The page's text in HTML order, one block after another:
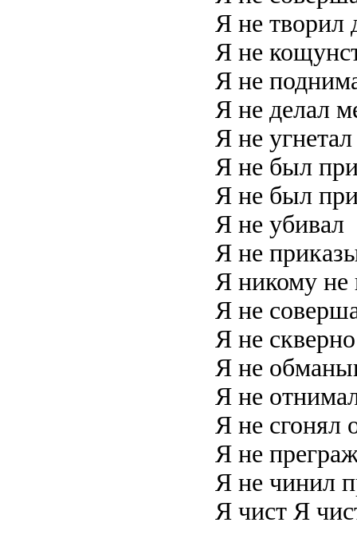
Я не творил
Я не
Я не
Я не делал
Я не
Я не был
Я не был
Я не убивал
Я не
Я никому не
Я не
Я не
Я не
Я не
Я не сгонял
Я не
Я не чинил
Я чист Я